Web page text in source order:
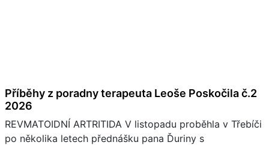
Příběhy z poradny terapeuta Leoše Poskočila č.2
2026
REVMATOIDNÍ ARTRITIDA V listopadu proběhla v Třebíči
po několika letech přednášku pana Ďuriny s